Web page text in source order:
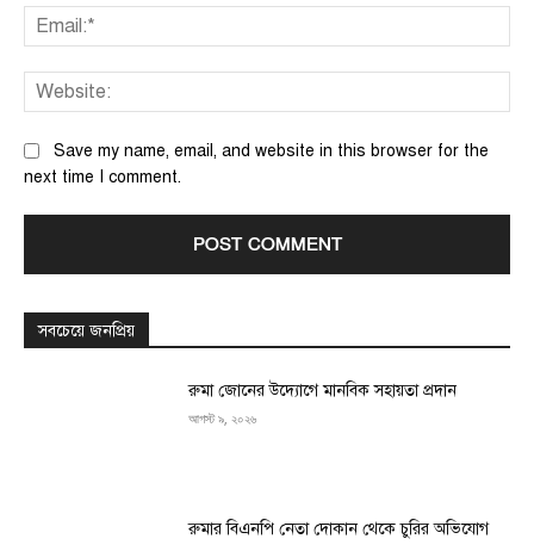
Save my name, email, and website in this browser for the
next time I comment.
সবচেয়ে জনপ্রিয়
রুমা জোনের উদ্যোগে মানবিক সহায়তা প্রদান
আগস্ট ৯, ২০২৬
রুমার বিএনপি নেতা দোকান থেকে চুরির অভিযোগ